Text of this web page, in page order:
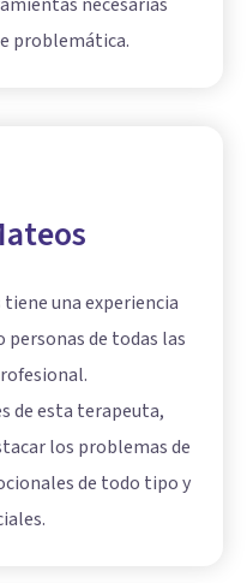
problemática.
tiene una experiencia
personas de todas las
de esta terapeuta,
los problemas de
de todo tipo y